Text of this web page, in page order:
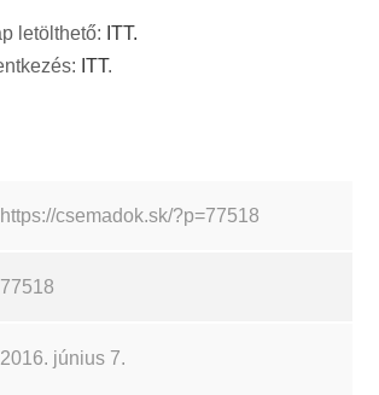
letölthető: ITT.
ITT.
https://csemadok.sk/?p=77518
77518
2016. június 7.